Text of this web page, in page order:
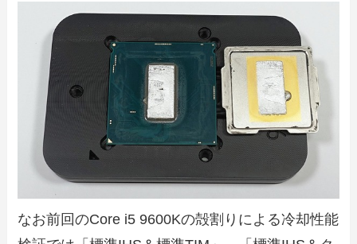
なお前回のCore i5 9600Kの殻割りによる冷却性能